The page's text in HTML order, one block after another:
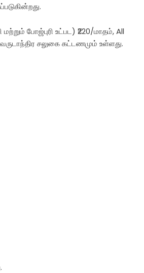
போஜ்புரி உட்பட) ₹220/மாதம், All
சலுகை கட்டணமும் உள்ளது.